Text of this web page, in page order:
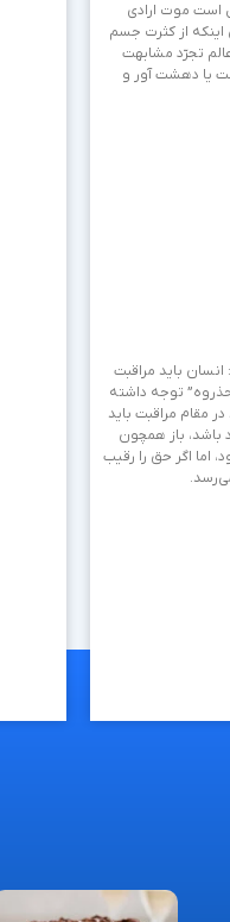
است موت ارادی
از کثرت جسم
تجرّد مشابهت
یا دهشت‌ آور و
باید مراقبت
توجه داشته
مقام مراقبت باید
باشد، باز همچون
اگر حق را رقیب